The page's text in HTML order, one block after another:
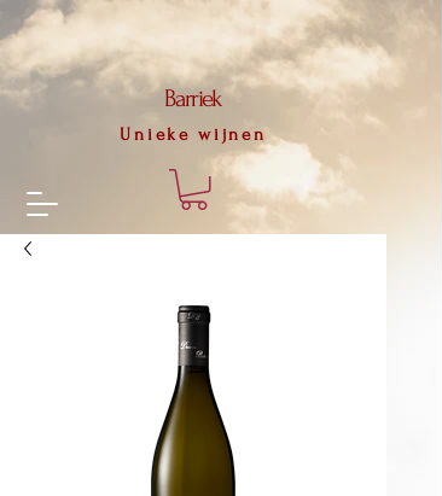
Barriek
Unieke wijnen